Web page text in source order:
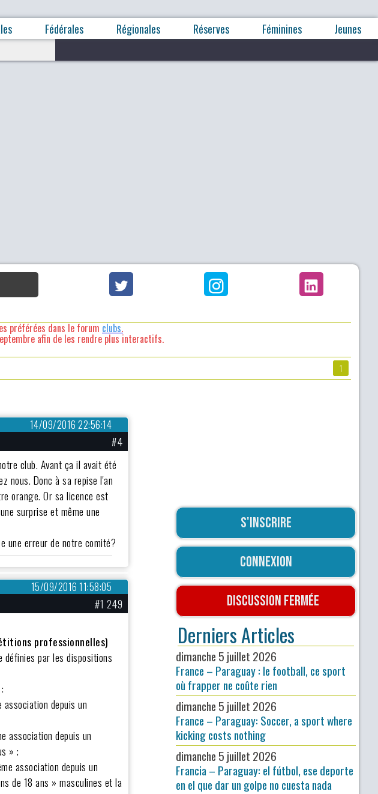
Fédérales Régionales Réserves Féminines Jeunes
préférées dans le forum clubs.
afin de les rendre plus interactifs.
1
14/09/2016 22:56:14
#4
club. Avant ça il avait été
nous. Donc à sa repise l'an
orange. Or sa licence est
surprise et même une
une erreur de notre comité?
15/09/2016 11:58:05
#1 249
professionnelles)
définies par les dispositions
depuis un
association depuis un
» ;
association depuis un
de 18 ans » masculines et la
S'inscrire
Connexion
Discussion fermée
Derniers Articles
dimanche 5 juillet 2026
France – Paraguay : le football, ce sport
où frapper ne coûte rien
dimanche 5 juillet 2026
France – Paraguay: Soccer, a sport where
kicking costs nothing
dimanche 5 juillet 2026
Francia – Paraguay: el fútbol, ese deporte
en el que dar un golpe no cuesta nada